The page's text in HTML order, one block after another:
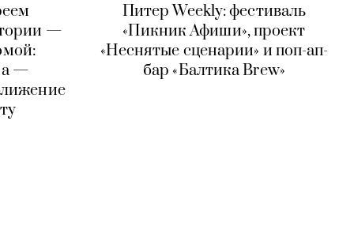
—
—
Питер Weekly: фестиваль
«Пикник Афиши», проект
«Неснятые сценарии» и поп-ап-
бар «Балтика Brew»